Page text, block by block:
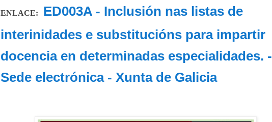
ENLACE:
ED003A - Inclusión nas listas de
interinidades e substitucións para impartir
docencia en determinadas especialidades. -
Sede electrónica - Xunta de Galicia